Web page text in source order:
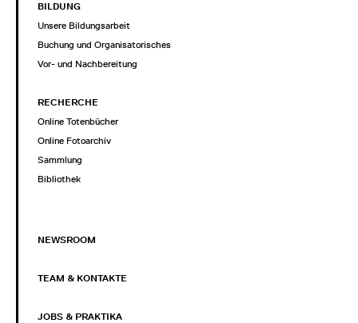
BILDUNG
Unsere Bildungsarbeit
Buchung und Organisatorisches
Vor- und Nachbereitung
RECHERCHE
Online Totenbücher
Online Fotoarchiv
Sammlung
Bibliothek
NEWSROOM
TEAM & KONTAKTE
JOBS & PRAKTIKA